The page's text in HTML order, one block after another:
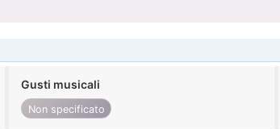
Gusti musicali
Non specificato